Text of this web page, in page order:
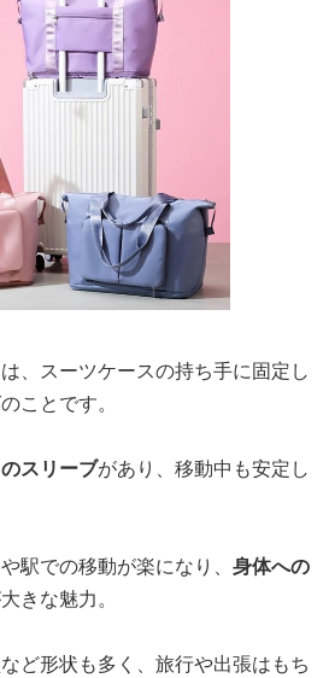
、スーツケースの持ち手に固定し
ことです。
スリーブがあり、移動中も安定し
駅での移動が楽になり、 身体への
きな魅力。
ど形状も多く、旅行や出張はもち